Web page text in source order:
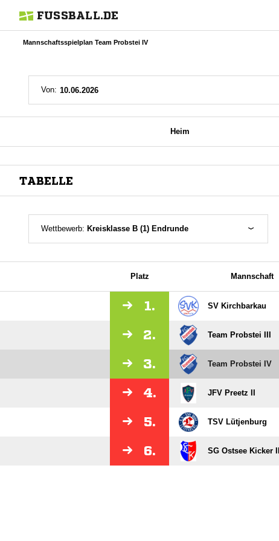
FUSSBALL.DE
Mannschaftsspielplan Team Probstei IV
Von:
Heim
TABELLE
Wettbewerb: Kreisklasse B (1) Endrunde
Platz Mannschaft
1. SV Kirchbarkau
2. Team Probstei III
3. Team Probstei IV
4. JFV Preetz II
5. TSV Lütjenburg
6. SG Ostsee Kicker III